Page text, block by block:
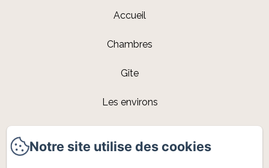
Accueil
Chambres
Gîte
Les environs
Notre site utilise des cookies